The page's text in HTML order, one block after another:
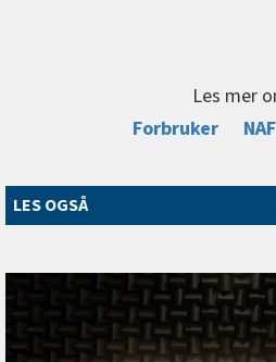
Les mer
Forbruker
NAF
LES OGSÅ